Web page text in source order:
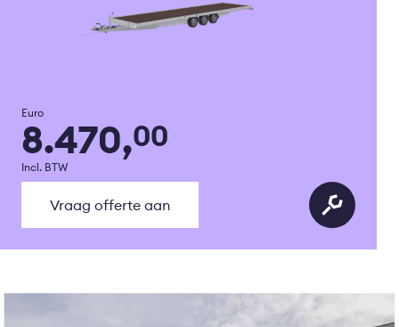
Euro
8.470,00
Incl. BTW
Vraag offerte aan